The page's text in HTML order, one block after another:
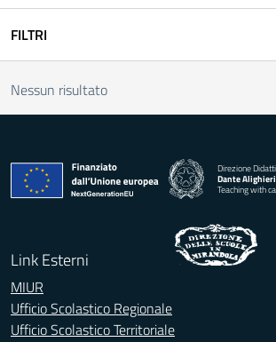
FILTRI
Nessun risultato
Direzione
Dante
Teaching with
Link Esterni
MIUR
Ufficio Scolastico Regionale
Ufficio Scolastico Territoriale